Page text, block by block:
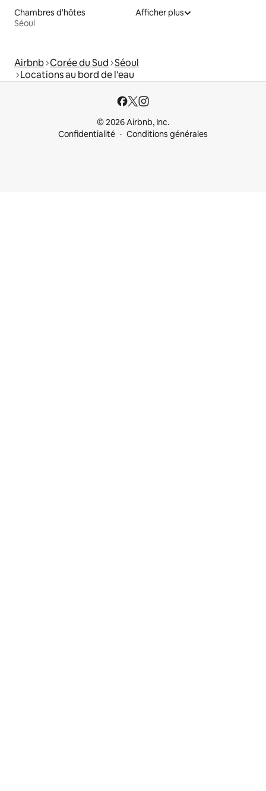
Chambres d'hôtes
Séoul
Afficher plus
Airbnb Corée du Sud Séoul
Locations au bord de l'eau
© 2026 Airbnb, Inc.
Confidentialité
Conditions générales